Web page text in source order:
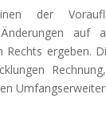
der
auf
Rechts ergeben.